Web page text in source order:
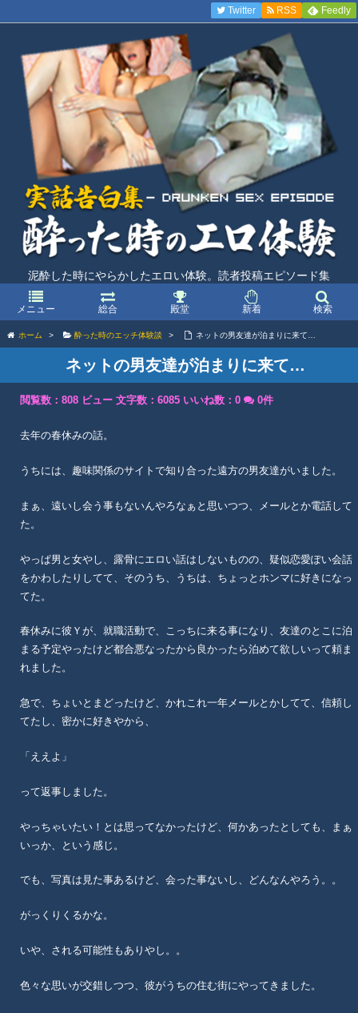
泥酔した時にやらかしたエロい体験。読者投稿エピソード集
メニュー 総合 殿堂 新着 検索
Twitter RSS Feedly
ホーム > 酔った時のエッチ体験談 > ネットの男友達が泊まりに来て…
ネットの男友達が泊まりに来て…
閲覧数：808 ビュー 文字数：6085 いいね数： 0 0件
去年の春休みの話。
うちには、趣味関係のサイトで知り合った遠方の男友達がいました。
まぁ、遠いし会う事もないんやろなぁと思いつつ、メールとか電話して
た。
やっぱ男と女やし、露骨にエロい話はしないものの、疑似恋愛ぽい会話
をかわしたりしてて、そのうち、うちは、ちょっとホンマに好きになっ
てた。
春休みに彼Ｙが、就職活動で、こっちに来る事になり、友達のとこに泊
まる予定やったけど都合悪なったから良かったら泊めて欲しいって頼ま
れました。
急で、ちょいとまどったけど、かれこれ一年メールとかしてて、信頼し
てたし、密かに好きやから、
「ええよ」
って返事しました。
やっちゃいたい！とは思ってなかったけど、何かあったとしても、まぁ
いっか、という感じ。
でも、写真は見た事あるけど、会った事ないし、どんなんやろう。。
がっくりくるかな。
いや、される可能性もありやし。。
色々な思いが交錯しつつ、彼がうちの住む街にやってきました。